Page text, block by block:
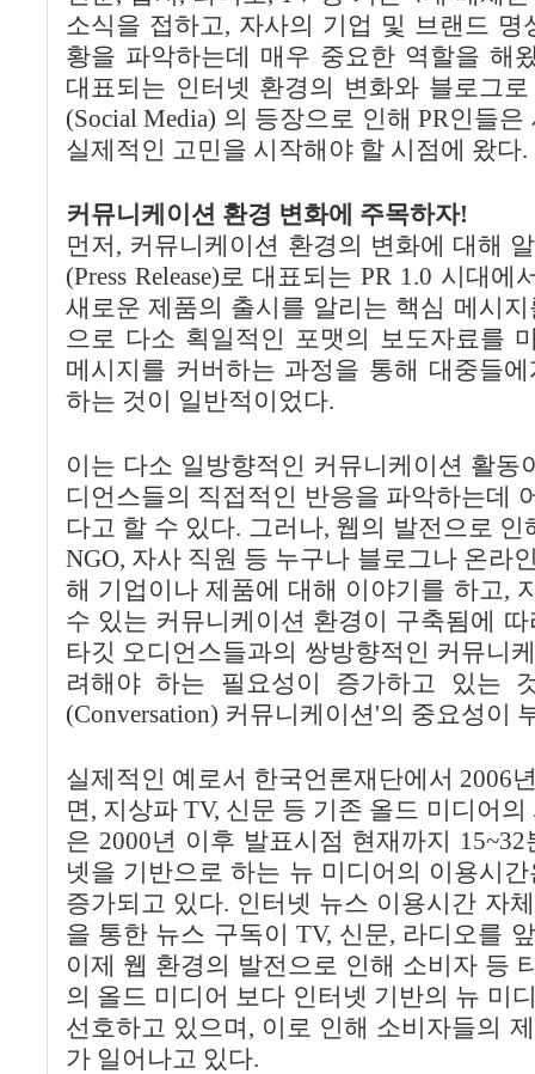
소식을 접하고, 자사의 기업 및 브랜드
황을 파악하는데 매우 중요한 역할을 해
대표되는 인터넷 환경의 변화와 블로그
(Social Media) 의 등장으로 인해 PR인들
실제적인 고민을 시작해야 할 시점에 왔다.
커뮤니케이션 환경 변화에 주목하자!
먼저, 커뮤니케이션 환경의 변화에 대해
(Press Release)로 대표되는 PR 1.0 시대
새로운 제품의 출시를 알리는 핵심 메시
으로 다소 획일적인 포맷의 보도자료를
메시지를 커버하는 과정을 통해 대중들
하는 것이 일반적이었다.
이는 다소 일방향적인 커뮤니케이션 활동
디언스들의 직접적인 반응을 파악하는데
다고 할 수 있다. 그러나, 웹의 발전으로
NGO, 자사 직원 등 누구나 블로그나 온라
해 기업이나 제품에 대해 이야기를 하고,
수 있는 커뮤니케이션 환경이 구축됨에
타깃 오디언스들과의 쌍방향적인 커뮤니
려해야 하는 필요성이 증가하고 있는
(Conversation) 커뮤니케이션'의 중요성이
실제적인 예로서 한국언론재단에서 2006
면, 지상파 TV, 신문 등 기존 올드 미디어
은 2000년 이후 발표시점 현재까지
넷을 기반으로 하는 뉴 미디어의 이용시
증가되고 있다. 인터넷 뉴스 이용시간 자
을 통한 뉴스 구독이 TV, 신문, 라디오를
이제 웹 환경의 발전으로 인해 소비자 등
의 올드 미디어 보다 인터넷 기반의 뉴 미
선호하고 있으며, 이로 인해 소비자들의
가 일어나고 있다.